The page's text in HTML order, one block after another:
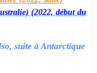
(2022, début du
suite à Antarctique